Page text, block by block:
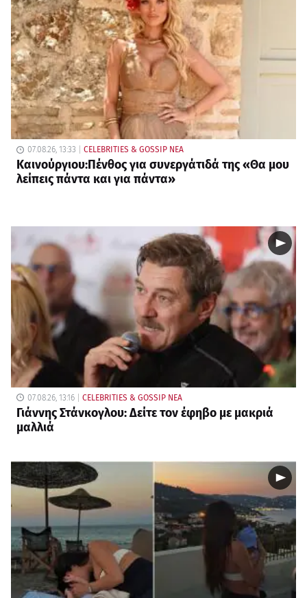
07.08.26, 13:33 CELEBRITIES & GOSSIP ΝΕΑ
Καινούργιου:Πένθος για συνεργάτιδά της «Θα μου
λείπεις πάντα και για πάντα»
07.08.26, 13:16 CELEBRITIES & GOSSIP ΝΕΑ
Γιάννης Στάνκογλου: Δείτε τον έφηβο με μακριά
μαλλιά